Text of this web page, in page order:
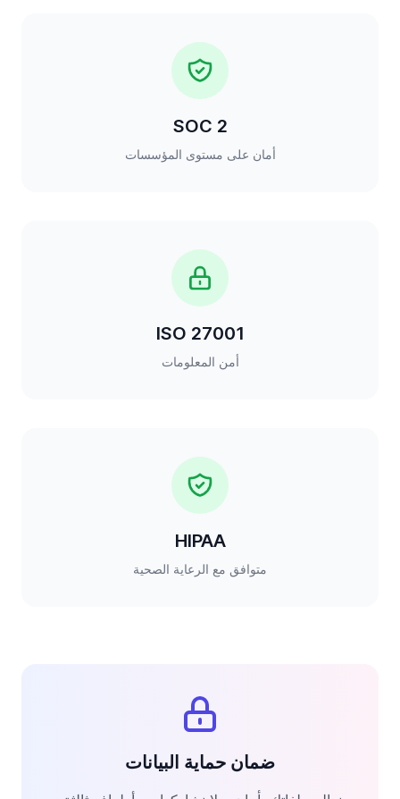
SOC 2
أمان على مستوى المؤسسات
ISO 27001
أمن المعلومات
HIPAA
متوافق مع الرعاية الصحية
ضمان حماية البيانات